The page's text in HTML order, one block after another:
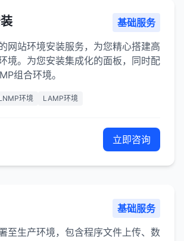
基础服务
网站环境安装服务，为您精心搭建高
境。为您安装集成化的面板，同时配
组合环境。
环境 LAMP环境
立即咨询
基础服务
至生产环境，包含程序文件上传、数